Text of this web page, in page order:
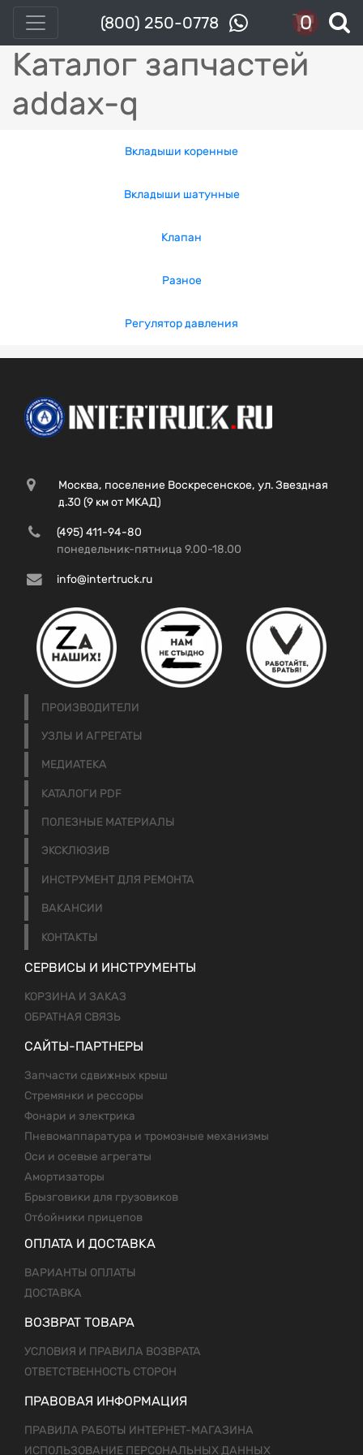
(800) 250-0778 0
Каталог запчастей
addax-q
Вкладыши коренные
Вкладыши шатунные
Клапан
Разное
Регулятор давления
Москва, поселение Воскресенское, ул. Звездная
д.30 (9 км от МКАД)
(495) 411-94-80
понедельник-пятница 9.00-18.00
info@intertruck.ru
ПРОИЗВОДИТЕЛИ
УЗЛЫ И АГРЕГАТЫ
МЕДИАТЕКА
КАТАЛОГИ PDF
ПОЛЕЗНЫЕ МАТЕРИАЛЫ
ЭКСКЛЮЗИВ
ИНСТРУМЕНТ ДЛЯ РЕМОНТА
ВАКАНСИИ
КОНТАКТЫ
СЕРВИСЫ И ИНСТРУМЕНТЫ
КОРЗИНА И ЗАКАЗ
ОБРАТНАЯ СВЯЗЬ
САЙТЫ-ПАРТНЕРЫ
Запчасти сдвижных крыш
Стремянки и рессоры
Фонари и электрика
Пневомаппаратура и тромозные механизмы
Оси и осевые агрегаты
Амортизаторы
Брызговики для грузовиков
Отбойники прицепов
ОПЛАТА И ДОСТАВКА
ВАРИАНТЫ ОПЛАТЫ
ДОСТАВКА
ВОЗВРАТ ТОВАРА
УСЛОВИЯ И ПРАВИЛА ВОЗВРАТА
ОТВЕТСТВЕННОСТЬ СТОРОН
ПРАВОВАЯ ИНФОРМАЦИЯ
ПРАВИЛА РАБОТЫ ИНТЕРНЕТ-МАГАЗИНА
ИСПОЛЬЗОВАНИЕ ПЕРСОНАЛЬНЫХ ДАННЫХ